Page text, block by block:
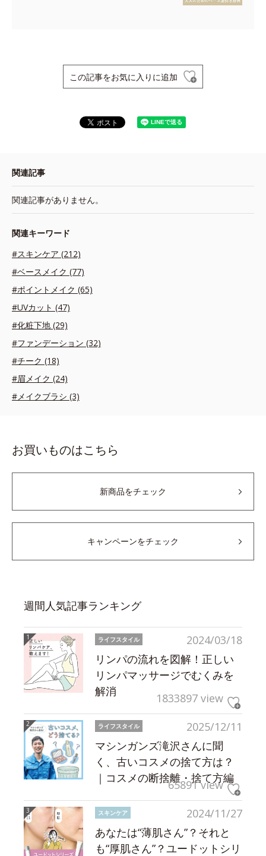
この記事をお気に入りに追加
関連記事
関連記事がありません。
関連キーワード
#スキンケア (212)
#ベースメイク (77)
#ポイントメイク (65)
#UVカット (47)
#化粧下地 (29)
#ファンデーション (32)
#チーク (18)
#眉メイク (24)
#メイクブラシ (3)
お買いものはこちら
新商品をチェック
キャンペーンをチェック
週間人気記事ランキング
2024/03/18
ライフスタイル
リンパの流れを図解！正しい
リンパマッサージでむくみを
解消
1833897 view
2025/12/11
ライフスタイル
マシンガンズ滝沢さんに聞
く、古いコスメの捨て方は？
｜コスメの断捨離・捨て方編
65891 view
2024/11/27
スキンケア
あなたは“薄肌さん”？それと
も“厚肌さん”？ユードットシリ